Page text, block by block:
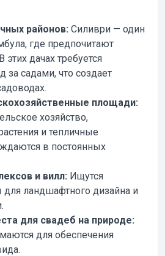
районов: Силиври — один
где предпочитают
дачах требуется
за садами, что создает
площади:
хозяйство,
и тепличные
в постоянных
и вилл: Ищутся
ландшафтного дизайна и
для свадеб на природе:
для обеспечения